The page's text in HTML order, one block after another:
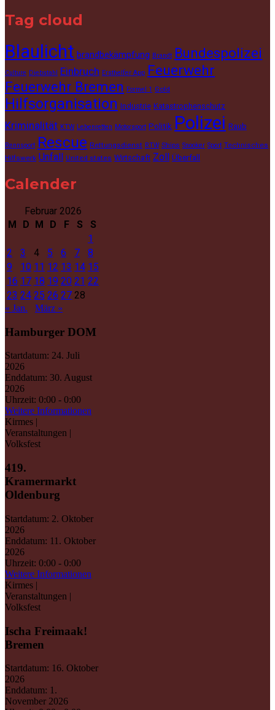
Tag cloud
Blaulicht brandbekämpfung Brandt Bundespolizei
Culture Diebstahl Einbruch Ersthelfer App Feuerwehr
Feuerwehr Bremen
Formel 1 Gold
Hilfsorganisation Industrie Katastrophenschutz
Kriminalität KTW Lebenretten Motorsport Politik Polizei Raub
Rennsport Rescue Rettungsdienst RTW Ships Snooker Sport Technisches
Hilfswerk Unfall United states Wirtschaft Zoll Überfall
Calender
Februar 2026
M
D M D F S
S
1
2
3 4 5 6 7
8
9
10 11 12 13 14 15
16 17 18 19 20 21 22
23 24 25 26 27 28
« Jan. März »
Hamburger DOM
Startdatum: 24. Juli
2026
Enddatum: 30. August
2026
Uhrzeit: 0:00 - 0:00
Weitere Informationen
Kirmes |
Veranstaltungen |
Volksfest
419.
Kramermarkt
Oldenburg
Startdatum: 2. Oktober
2026
Enddatum: 11. Oktober
2026
Uhrzeit: 0:00 - 0:00
Weitere Informationen
Kirmes |
Veranstaltungen |
Volksfest
Ischa Freimaak!
Bremen
Startdatum: 16. Oktober
2026
Enddatum: 1.
November 2026